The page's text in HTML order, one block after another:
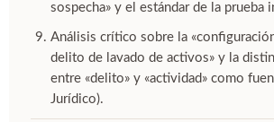
sospecha» y el estándar de la prueba
Análisis crítico sobre la
delito de lavado de activos» y la
entre «delito» y «actividad» como
Jurídico).